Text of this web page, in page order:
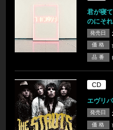
君が寝
のにそ
発売日
価 格
品 番
CD
エヴリ
発売日
価 格